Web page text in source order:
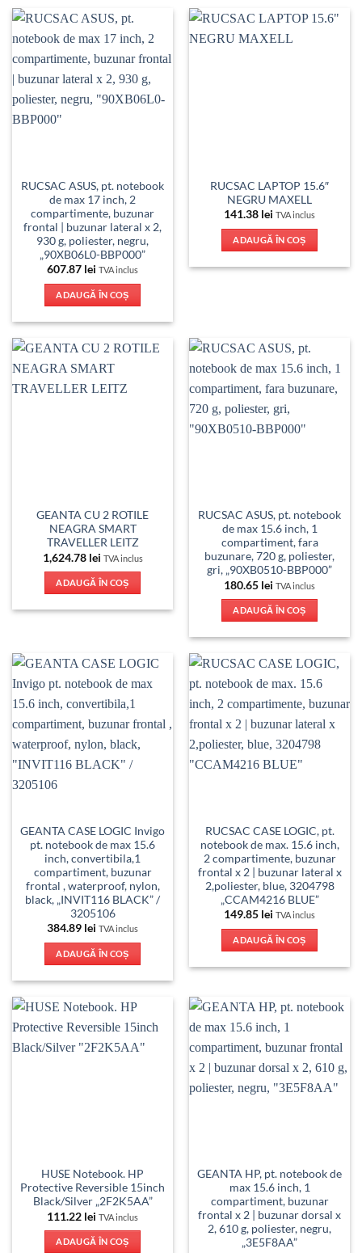
RUCSAC ASUS, pt. notebook
de max 17 inch, 2
compartimente, buzunar
frontal | buzunar lateral x 2,
930 g, poliester, negru,
„90XB06L0-BBP000”
607.87 lei TVA inclus
ADAUGĂ ÎN COȘ
RUCSAC LAPTOP 15.6″
NEGRU MAXELL
141.38 lei TVA inclus
ADAUGĂ ÎN COȘ
GEANTA CU 2 ROTILE
NEAGRA SMART
TRAVELLER LEITZ
1,624.78 lei TVA inclus
ADAUGĂ ÎN COȘ
RUCSAC ASUS, pt. notebook
de max 15.6 inch, 1
compartiment, fara
buzunare, 720 g, poliester,
gri, „90XB0510-BBP000”
180.65 lei TVA inclus
ADAUGĂ ÎN COȘ
GEANTA CASE LOGIC Invigo
pt. notebook de max 15.6
inch, convertibila,1
compartiment, buzunar
frontal , waterproof, nylon,
black, „INVIT116 BLACK” /
3205106
384.89 lei TVA inclus
ADAUGĂ ÎN COȘ
RUCSAC CASE LOGIC, pt.
notebook de max. 15.6 inch,
2 compartimente, buzunar
frontal x 2 | buzunar lateral x
2,poliester, blue, 3204798
„CCAM4216 BLUE”
149.85 lei TVA inclus
ADAUGĂ ÎN COȘ
HUSE Notebook. HP
Protective Reversible 15inch
Black/Silver „2F2K5AA”
111.22 lei TVA inclus
ADAUGĂ ÎN COȘ
GEANTA HP, pt. notebook de
max 15.6 inch, 1
compartiment, buzunar
frontal x 2 | buzunar dorsal x
2, 610 g, poliester, negru,
„3E5F8AA”